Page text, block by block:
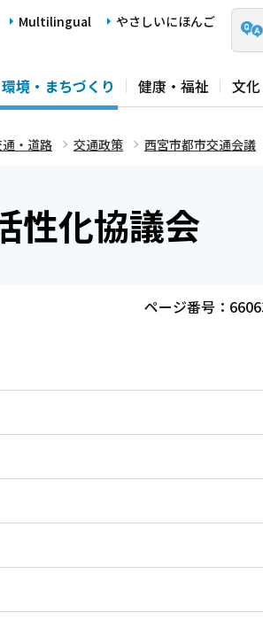
Multilingual やさしいにほんご
境・まちづくり 健康・福祉 文
・道路 交通政策 西宮市都市交通会議
性化協議会
ページ番号：